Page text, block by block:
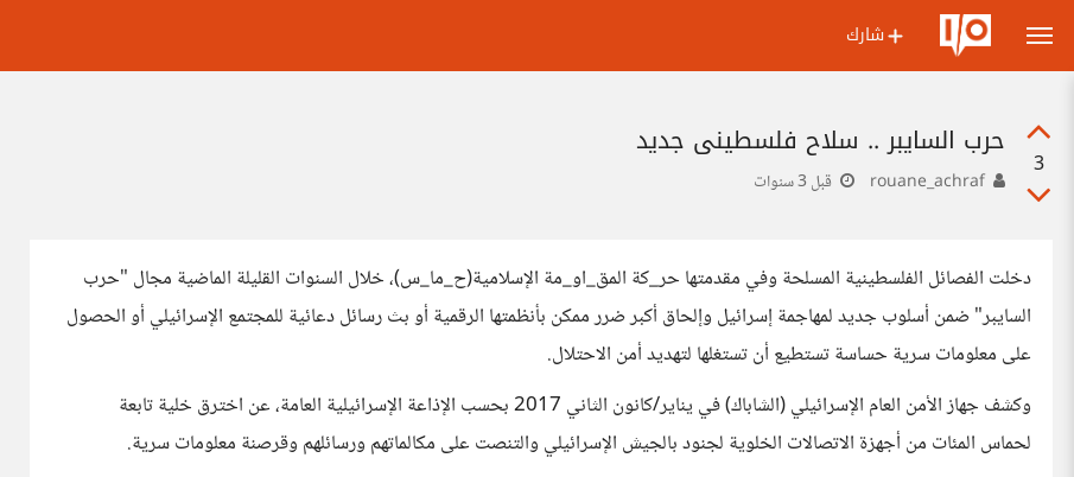
شارك
3
حرب السايبر .. سلاح فلسطيني جديد
قبل 3 سنوات
دخلت الفصائل الفلسطينية المسلحة وفي مقدمتها حر_كة المق_او_مة الإسلامية(ح_ما_س)، خلال السنوات القليلة الماضية مجال "حرب
السايبر" ضمن أسلوب جديد لمهاجمة إسرائيل وإلحاق أكبر ضرر ممكن بأنظمتها الرقمية أو بث رسائل دعائية للمجتمع الإسرائيلي أو الحصول
على معلومات سرية حساسة تستطيع أن تستغلها لتهديد أمن الاحتلال.
وكشف جهاز الأمن العام الإسرائيلي (الشاباك) في يناير/كانون الثاني 2017 بحسب الإذاعة الإسرائيلية العامة، عن اخترق خلية تابعة
لحماس المئات من أجهزة الاتصالات الخلوية لجنود بالجيش الإسرائيلي والتنصت على مكالماتهم ورسائلهم وقرصنة معلومات سرية.